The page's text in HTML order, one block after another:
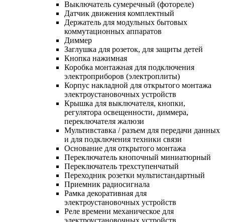
Выключатель сумеречный (фотореле)
Датчик движения комплектный
Держатель для модульных бытовых
коммутационных аппаратов
Диммер
Заглушка для розеток, для защиты детей
Кнопка нажимная
Коробка монтажная для подключения
электроприборов (электроплиты)
Корпус накладной для открытого монтажа
электроустановочных устройств
Крышка для выключателя, кнопки,
регулятора освещенности, диммера,
переключателя жалюзи
Мультивставка / разъем для передачи данных
и для подключения техники связи
Основание для открытого монтажа
Переключатель кнопочный миниатюрный
Переключатель трехступенчатый
Переходник розетки мультистандартный
Приемник радиосигнала
Рамка декоративная для
электроустановочных устройств
Реле времени механическое для